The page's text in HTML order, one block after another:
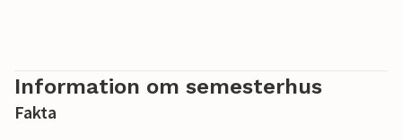
Information om semesterhus
Fakta